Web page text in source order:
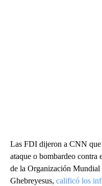
Las FDI dijeron a CNN
ataque o bombardeo contra
de la Organización
Ghebreyesus, calificó los